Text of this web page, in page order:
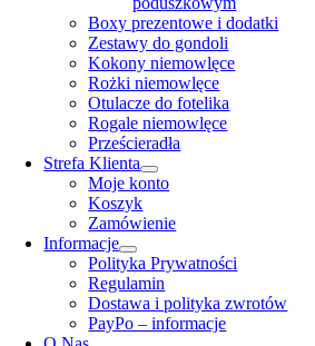
Boxy prezentowe i dodatki
Zestawy do gondoli
Kokony niemowlęce
Rożki niemowlęce
Otulacze do fotelika
Rogale niemowlęce
Prześcieradła
Strefa Klienta
Moje konto
Koszyk
Zamówienie
Informacje
Polityka Prywatności
Regulamin
Dostawa i polityka zwrotów
PayPo – informacje